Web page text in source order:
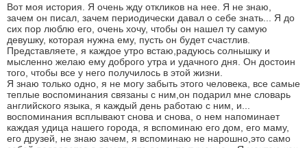
Вот моя история. Я очень жду откликов на нее. Я не знаю,
зачем он писал, зачем периодически давал о себе знать... Я до
сих пор люблю его, очень хочу, чтобы он нашел ту самую
девушку, которая нужна ему, пусть он будет счастлив.
Представляете, я каждое утро встаю,радуюсь солнышку и
мысленно желаю ему доброго утра и удачного дня. Он достоин
того, чтобы все у него получилось в этой жизни.
Я знаю только одно, я не могу забыть этого человека, все самые
теплые воспоминания связаны с ним,он подарил мне словарь
английского языка, я каждый день работаю с ним, и...
воспоминания всплывают снова и снова, о нем напоминает
каждая удица нашего города, я вспоминаю его дом, его маму,
его друзей, не знаю зачем, я вспоминаю не нарошно,это само